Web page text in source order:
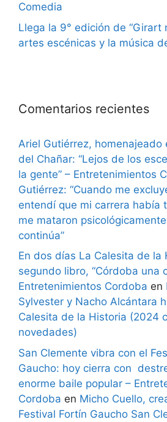
Comedia
Llega la 9° edición de “Girart
artes escénicas y la música
Comentarios recientes
Ariel Gutiérrez, homenajeado
del Chañar: “Lejos de los
la gente” – Entretenimientos
Gutiérrez: “Cuando me
entendí que mi carrera había
me mataron
continúa”
En dos días La Calesita de la
segundo libro, “Córdoba una
Entretenimientos Cordoba en
Sylvester y Nacho Alcántara
Calesita de la Historia (2024
novedades)
San Clemente vibra con el
Gaucho: hoy cierra con
enorme baile popular –
Cordoba en Micho Cuello,
Festival Fortín Gaucho San